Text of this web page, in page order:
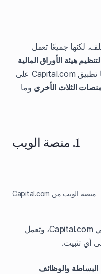
لكنها جميعًا تعمل
هيئة الأوراق المالية
. لقد استعرضنا سابقًا تطبيق Capital.com على
الثلاث الأخرى وما
1. منصة الويب
منصة الويب من Capital.com
تُعد منصة الويب الواجهة الرئيسية في Capital.com، وتعمل
أي تثبيت.
البساطة والوظائف